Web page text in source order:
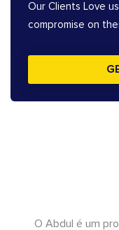
Our Clients Love
compromise on
O Abdul é um